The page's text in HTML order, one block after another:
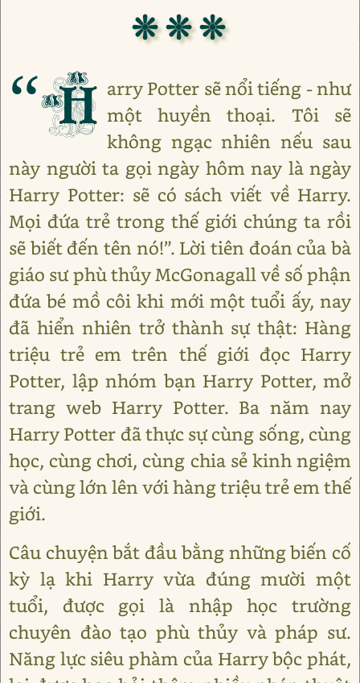
❊ ❊ ❊
“H arry Potter sẽ nổi tiếng - như
một huyền thoại. Tôi sẽ
không ngạc nhiên nếu sau
này người ta gọi ngày hôm nay là ngày
Harry Potter: sẽ có sách viết về Harry.
Mọi đứa trẻ trong thế giới chúng ta rồi
sẽ biết đến tên nó!”. Lời tiên đoán của bà
giáo sư phù thủy McGonagall về số phận
đứa bé mồ côi khi mới một tuổi ấy, nay
đã hiển nhiên trở thành sự thật: Hàng
triệu trẻ em trên thế giới đọc Harry
Potter, lập nhóm bạn Harry Potter, mở
trang web Harry Potter. Ba năm nay
Harry Potter đã thực sự cùng sống, cùng
học, cùng chơi, cùng chia sẻ kinh ngiệm
và cùng lớn lên với hàng triệu trẻ em thế
giới.
Câu chuyện bắt đầu bằng những biến cố
kỳ lạ khi Harry vừa đúng mười một
tuổi, được gọi là nhập học trường
chuyên đào tạo phù thủy và pháp sư.
Năng lực siêu phàm của Harry bộc phát,